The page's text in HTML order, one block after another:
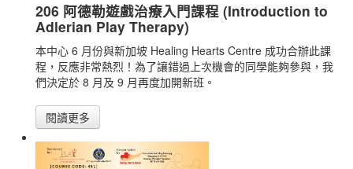
206 阿德勒遊戲治療入門課程 (Introduction to
Adlerian Play Therapy)
本中心 6 月份與新加坡 Healing Hearts Centre 成功合辦此課
程，反應非常熱烈！為了讓錯過上次機會的同學能夠參與，我
們決定於 8 月及 9 月再度加開新班。
閱讀更多